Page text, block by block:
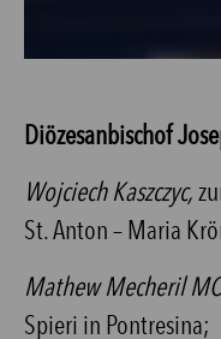
Diözesanbischof
Wojciech Kaszczyc,
St. Anton – Maria
Mathew Mecheril
Spieri in Pontresina;